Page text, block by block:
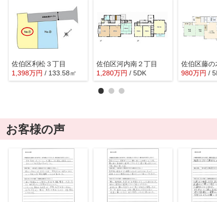
佐伯区利松３丁目
1,398万円 / 133.58㎡
佐伯区河内南２丁目
1,280万円 / 5DK
佐伯区藤の
980万円 /
お客様の声